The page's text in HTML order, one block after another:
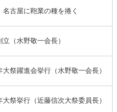
古屋に鞄業の種を捲く
（水野敬一会長）
大祭躍進会挙行（水野敬一会長）
大祭挙行（近藤信次大祭委員長）